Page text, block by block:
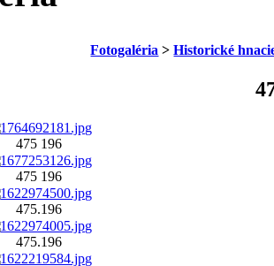
Fotogaléria >Historické
475 196
475 196
475.196
475.196